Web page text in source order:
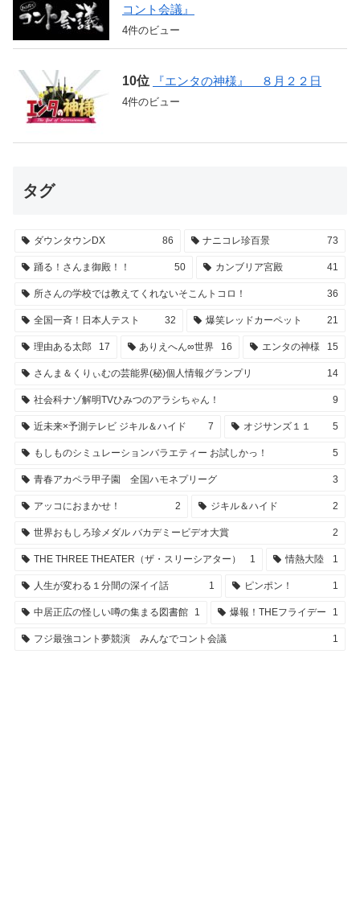
コント会議』
4件のビュー
『エンタの神様』 ８月２２日
4件のビュー
タグ
ダウンタウンDX 86 ナニコレ珍百景 73
踊る！さんま御殿！！ 50 カンブリア宮殿 41
所さんの学校では教えてくれないそこんトコロ！ 36
全国一斉！日本人テスト 32 爆笑レッドカーペット 21
理由ある太郎 17 ありえへん∞世界 16 エンタの神様 15
さんま＆くりぃむの芸能界(秘)個人情報グランプリ 14
社会科ナゾ解明TVひみつのアラシちゃん！ 9
近未来×予測テレビ ジキル＆ハイド 7 オジサンズ１１ 5
もしものシミュレーションバラエティー お試しかっ！ 5
青春アカペラ甲子園 全国ハモネプリーグ 3
アッコにおまかせ！ 2 ジキル＆ハイド 2
世界おもしろ珍メダル バカデミービデオ大賞 2
THE THREE THEATER（ザ・スリーシアター） 1 情熱大陸 1
人生が変わる１分間の深イイ話 1 ピンポン！ 1
中居正広の怪しい噂の集まる図書館 1 爆報！THEフライデー 1
フジ最強コント夢競演 みんなでコント会議 1